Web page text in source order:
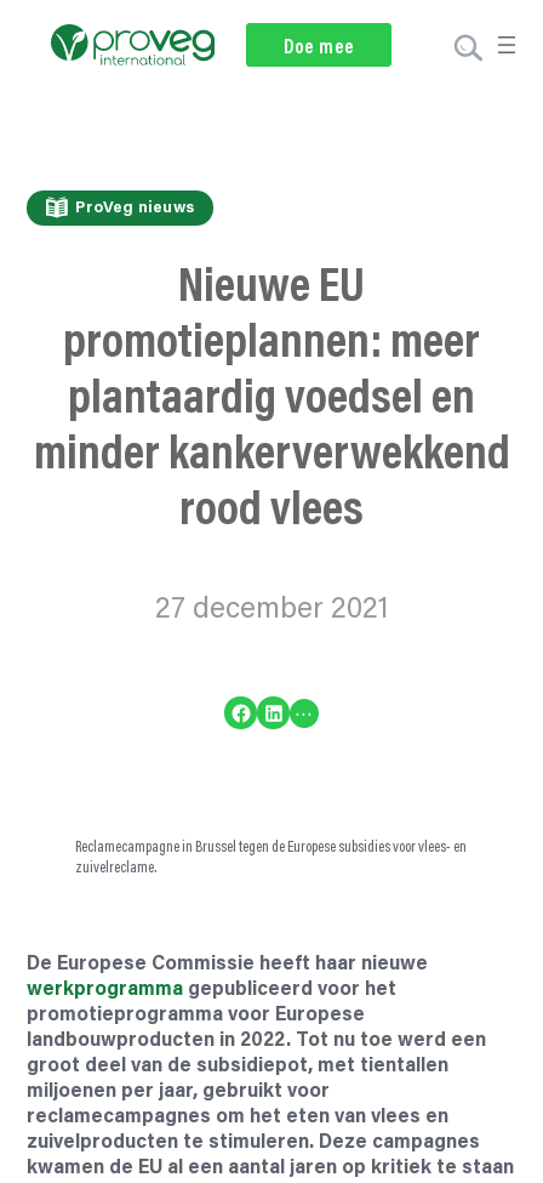
Doe mee
Nieuwsbrief
Doneer
ProVeg nieuws
Nieuwe EU
promotieplannen: meer
plantaardig voedsel en
minder kankerverwekkend
rood vlees
27 december 2021
Delen op Facebook Delen op LinkedIn …
Reclamecampagne in Brussel tegen de Europese subsidies voor vlees- en
zuivelreclame.
De Europese Commissie heeft haar nieuwe
werkprogramma gepubliceerd voor het
promotieprogramma voor Europese
landbouwproducten in 2022. Tot nu toe werd een
groot deel van de subsidiepot, met tientallen
miljoenen per jaar, gebruikt voor
reclamecampagnes om het eten van vlees en
zuivelproducten te stimuleren. Deze campagnes
kwamen de EU al een aantal jaren op kritiek te staan